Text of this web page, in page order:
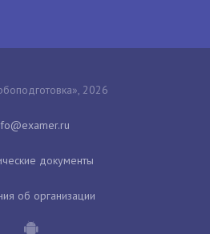
2026
документы
об организации